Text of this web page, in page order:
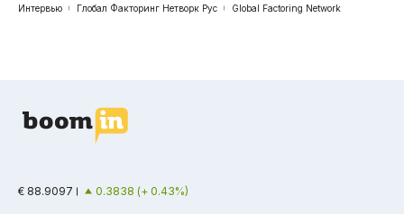
Интервью Глобал Факторинг Нетворк Рус Global Factoring Network
€ 88.9097 0.3838 (+ 0.43%)